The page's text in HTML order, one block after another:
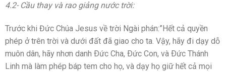
4.2- Cầu thay và rao giảng nước trời:
Trước khi Đức Chúa Jesus về trời Ngài phán:”Hết cả quyền
phép ở trên trời và dưới đất đã giao cho ta. Vậy, hãy đi dạy dỗ
muôn dân, hãy nhơn danh Ðức Cha, Ðức Con, và Ðức Thánh
Linh mà làm phép báp tem cho họ, và dạy họ giữ hết cả mọi